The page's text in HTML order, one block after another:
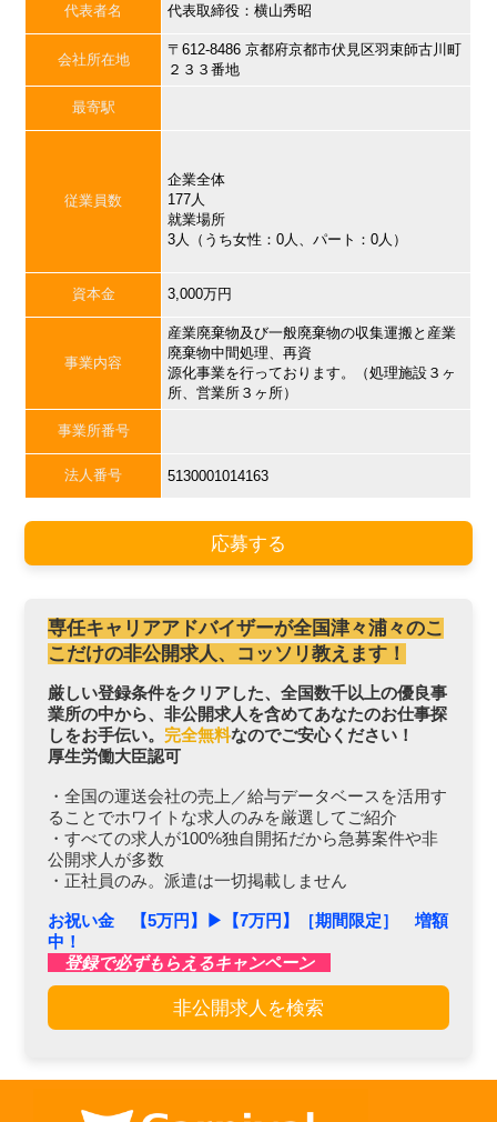
代表者名 代表取締役：横山秀昭
会社所在地
〒612-8486 京都府京都市伏見区羽束師古川町
２３３番地
最寄駅
従業員数
企業全体
177人
就業場所
3人（うち女性：0人、パート：0人）
資本金 3,000万円
事業内容
産業廃棄物及び一般廃棄物の収集運搬と産業
廃棄物中間処理、再資
源化事業を行っております。（処理施設３ヶ
所、営業所３ヶ所）
事業所番号
法人番号 5130001014163
応募する
専任キャリアアドバイザーが全国津々浦々のこ
こだけの非公開求人、コッソリ教えます！
厳しい登録条件をクリアした、全国数千以上の優良事
業所の中から、非公開求人を含めてあなたのお仕事探
しをお手伝い。 完全無料なのでご安心ください！
厚生労働大臣認可
・全国の運送会社の売上／給与データベースを活用す
ることでホワイトな求人のみを厳選してご紹介
・すべての求人が100%独自開拓だから急募案件や非
公開求人が多数
・正社員のみ。派遣は一切掲載しません
お祝い金 【5万円】▶︎【7万円】［期間限定］ 増額
中！
登録で必ずもらえるキャンペーン
非公開求人を検索